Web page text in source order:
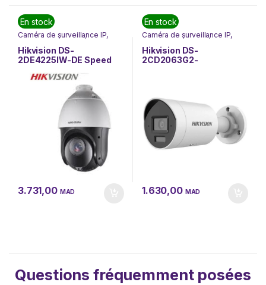
En stock
Caméra de surveillance IP,
Vidéosurveillance
Hikvision DS-
2DE4225IW-DE Speed
Camera 2MP 25X
AcuSense DarkFighter IR
3.731,00 MAD
En stock
Caméra de surveillance IP,
Vidéosurveillance
Hikvision DS-
2CD2063G2-
éclairage hybride
intelligent fixe
1.630,00 MAD
Questions fréquemment posées